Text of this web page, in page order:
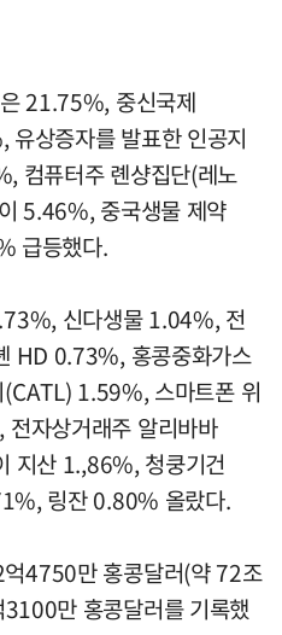
21.75%, 중신국제
상증자를 발표한 인공지
컴퓨터주 롄샹집단(레노
5.46%, 중국생물 제약
급등했다.
신다생물 1.04%, 전
HD 0.73%, 홍콩중화가스
1.59%, 스마트폰 위
자상거래주 알리바바
지산 1.,86%, 청쿵기건
링잔 0.80% 올랐다.
4750만 홍콩달러(약 72조
만 홍콩달러를 기록했